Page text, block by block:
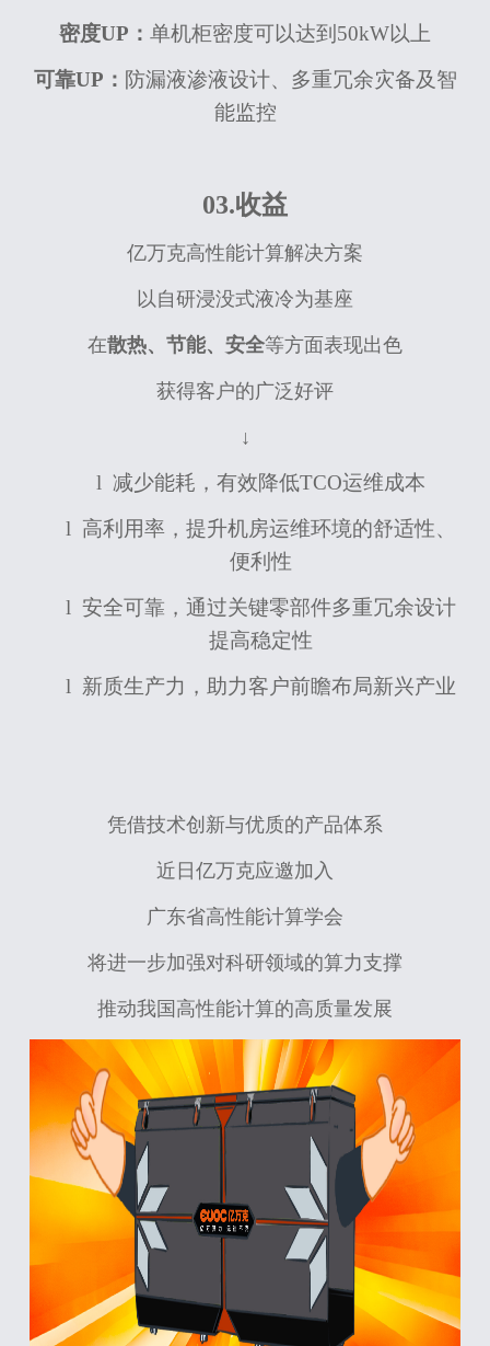
密度UP： 单机柜密度可以达到50kW以上
可靠UP： 防漏液渗液设计、多重冗余灾备及智
能监控
03.收益
亿万克高性能计算解决方案
以自研浸没式液冷为基座
在散热、节能、安全等方面表现出色
获得客户的广泛好评
↓
l 减少能耗，有效降低TCO运维成本
l 高利用率，提升机房运维环境的舒适性、
便利性
l 安全可靠，通过关键零部件多重冗余设计
提高稳定性
l 新质生产力，助力客户前瞻布局新兴产业
凭借技术创新与优质的产品体系
近日亿万克应邀加入
广东省高性能计算学会
将进一步加强对科研领域的算力支撑
推动我国高性能计算的高质量发展